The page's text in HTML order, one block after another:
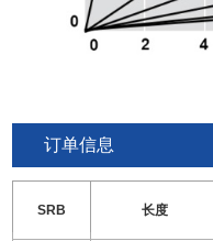
订单信息
SRB 长度